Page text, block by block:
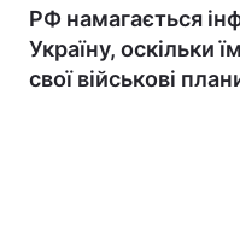
РФ намагається
Україну, оскільки
свої військові